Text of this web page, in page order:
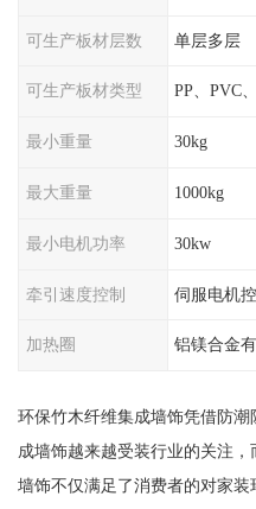
可生产板材层数 单层多层
可生产板材类型 PP、PVC
最小重量 30kg
最大重量 1000kg
最小电机功率 30kw
牵引速度控制 伺服电机
加热圈 铝镁合金
环保竹木纤维集成墙饰凭借防
成墙饰越来越受装行业的关注
墙饰不仅满足了消费者的对家